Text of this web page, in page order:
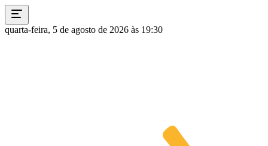
quarta-feira, 5 de agosto de 2026 às 19:30